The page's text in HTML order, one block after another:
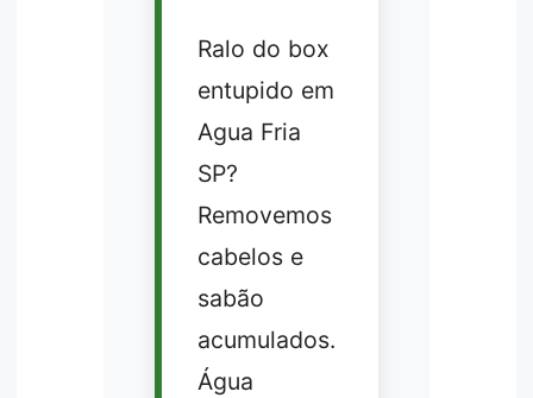
Ralo do box
entupido em
Agua Fria
SP?
Removemos
cabelos e
sabão
acumulados.
Água